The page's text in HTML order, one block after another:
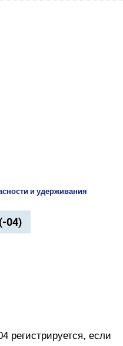
и удерживания
04)
регистрируется, если